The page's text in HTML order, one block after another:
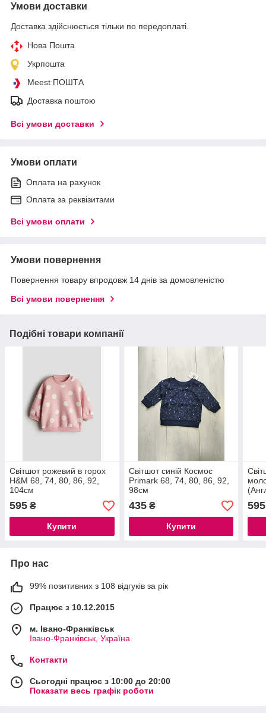
Умови доставки
Доставка здійснюється тільки по передоплаті.
Нова Пошта
Укрпошта
Meest ПОШТА
Доставка поштою
Всі умови доставки
Умови оплати
Оплата на рахунок
Оплата за реквізитами
Всі умови оплати
Умови повернення
Повернення товару впродовж 14 днів за домовленістю
Всі умови повернення
Подібні товари компанії
Світшот рожевий в горох
H&M 68, 74, 80, 86, 92,
104см
595 ₴
Купити
Світшот синій Космос
Primark 68, 74, 80, 86, 92,
98см
435₴
Купити
595
Про нас
99% позитивних з 108 відгуків за рік
Працює з 10.12.2015
м. Івано-Франківськ
Івано-Франківськ, Україна
Контакти
Сьогодні працює з 10:00 до 20:00
Показати весь графік роботи